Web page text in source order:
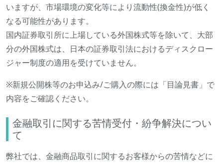
いますが、市場環境の変化等により流動性(換金性)が低く
なる可能性があります。
国内証券取引所に上場している外国株式等を除いて、大部
分の外国株式は、日本の証券取引法におけるディスクロー
ジャー制度の適用を受けていません。
※新規公開株等のお申込み/ご購入の際には「目論見書」で
内容をご確認ください。
金融取引に関する苦情受付・紛争解決につい
て
弊社では、金融商品取引に関するお客様からの苦情などに